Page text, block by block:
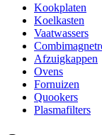
Kookplaten
Koelkasten
Vaatwassers
Afzuigkappen
Ovens
Fornuizen
Quookers
Plasmafilters